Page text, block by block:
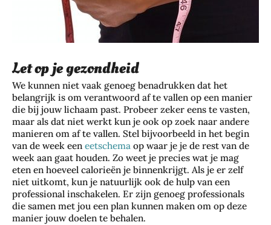
Let op je gezondheid
We kunnen niet vaak genoeg benadrukken dat het
belangrijk is om verantwoord af te vallen op een manier
die bij jouw lichaam past. Probeer zeker eens te vasten,
maar als dat niet werkt kun je ook op zoek naar andere
manieren om af te vallen. Stel bijvoorbeeld in het begin
van de week een eetschema op waar je je de rest van de
week aan gaat houden. Zo weet je precies wat je mag
eten en hoeveel calorieën je binnenkrijgt. Als je er zelf
niet uitkomt, kun je natuurlijk ook de hulp van een
professional inschakelen. Er zijn genoeg professionals
die samen met jou een plan kunnen maken om op deze
manier jouw doelen te behalen.